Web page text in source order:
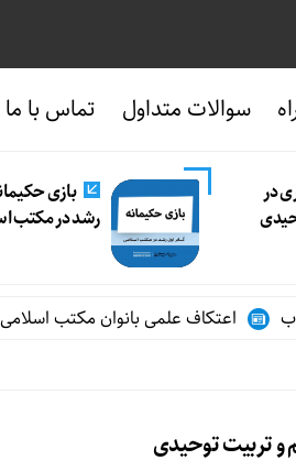
سوالات متداول تماس با ما
در
بازی
رشد در مکتب
اعتکاف علمی بانوان مکتب اسلامی
و تربیت توحیدی